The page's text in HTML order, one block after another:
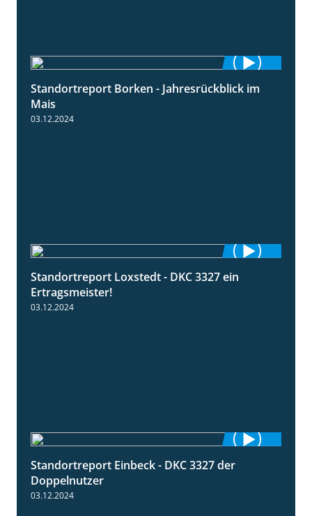
4:26
Standortreport Borken - Jahresrückblick im
Mais
03.12.2024
1:14
Standortreport Loxstedt - DKC 3327 ein
Ertragsmeister!
03.12.2024
Standortreport Einbeck - DKC 3327 der
Doppelnutzer
03.12.2024